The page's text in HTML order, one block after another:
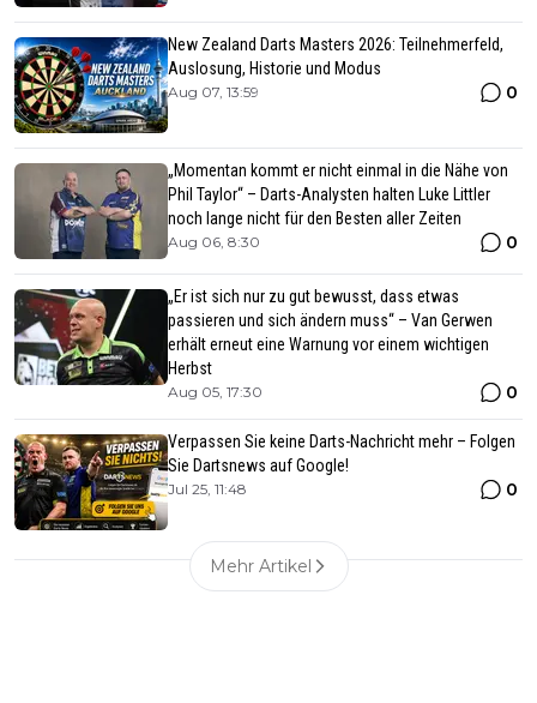
New Zealand Darts Masters 2026: Teilnehmerfeld,
Auslosung, Historie und Modus
Aug 07, 13:59 0
„Momentan kommt er nicht einmal in die Nähe von
Phil Taylor“ – Darts-Analysten halten Luke Littler
noch lange nicht für den Besten aller Zeiten
Aug 06, 8:30 0
„Er ist sich nur zu gut bewusst, dass etwas
passieren und sich ändern muss“ – Van Gerwen
erhält erneut eine Warnung vor einem wichtigen
Herbst
Aug 05, 17:30 0
Verpassen Sie keine Darts-Nachricht mehr – Folgen
Sie Dartsnews auf Google!
Jul 25, 11:48 0
Mehr Artikel